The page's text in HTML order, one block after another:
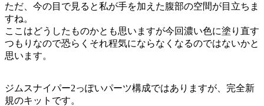
ただ、今の目で見ると私が手を加えた腹部の空間が目立ちま
すね。
ここはどうしたものかとも思いますが今回濃い色に塗り直す
つもりなので恐らくそれ程気にならなくなるのではないかと
思います。
ジムスナイパー2っぽいパーツ構成ではありますが、完全新
規のキットです。